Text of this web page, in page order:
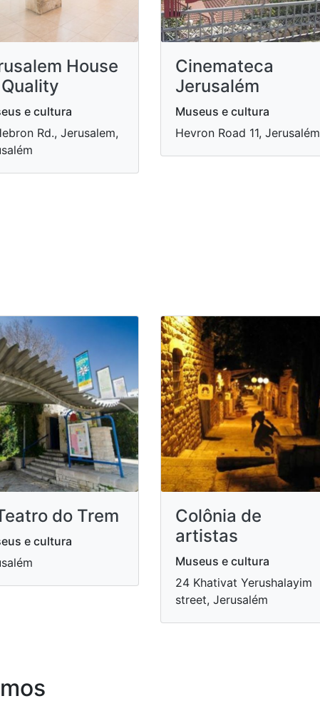
House
e cultura
Rd., Jerusalem,
Cinemateca
Jerusalém
Museus e cultura
Hevron Road 11, Jerusalém
do Trem
e cultura
Colônia de
artistas
Museus e cultura
24 Khativat Yerushalayim
street, Jerusalém